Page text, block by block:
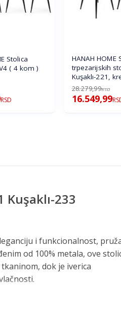
Stolica
( 4 kom )
RSD
HANAH HOME
trpezarijskih
Kuşaklı-221,
28.279,99RSD
16.549,99
233
i funkcionalnost,
od 100% metala, ove
dok je iverica